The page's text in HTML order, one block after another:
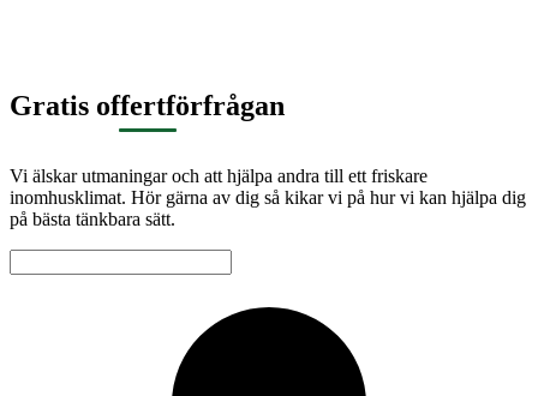
Gratis offertförfrågan
Vi älskar utmaningar och att hjälpa andra till ett friskare
inomhusklimat. Hör gärna av dig så kikar vi på hur vi kan hjälpa dig
på bästa tänkbara sätt.